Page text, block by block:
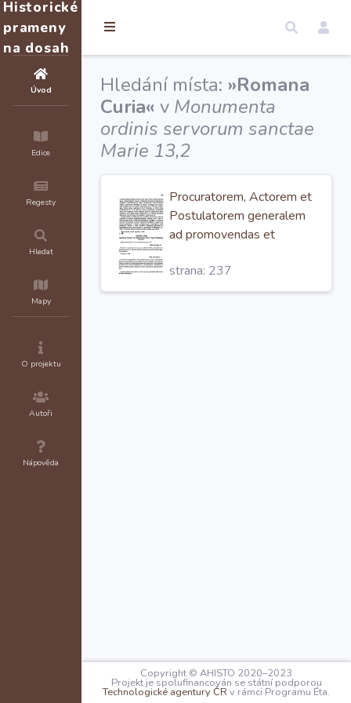
Historické
prameny
na dosah
Úvod
Edice
Regesty
Hledat
Mapy
O projektu
Autoři
Nápověda
Hledání místa: »Romana
Curia« v Monumenta
ordinis servorum sanctae
Marie 13,2
Procuratorem, Actorem et
Postulatorem generalem
ad promovendas et
Curiacausas
Beatificationum et
strana: 237
Copyright © AHISTO 2020–2023
Projekt je spolufinancován se státní podporou
Technologické agentury ČR v rámci Programu Éta.